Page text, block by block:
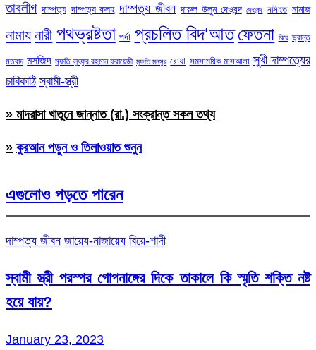
তাবলীগ দাম্পত্য দাম্পত্য কলহ দাম্পত্য জীবন দারুল উলুম দেওবন্দ দেওবন্দ নসিহত নামাজ
নামায নারী পথভ্রষ্টতা পর্দা প্রচলিত বিদ‘আত ফেতনা বিয়ে ভ্রান্ত
মতবাদ মসজিদ মুফতি লুৎফুর রহমান ফরায়েজী মুফতি মনসুর রোযা সমসাময়িক মাসআলা সুখী দাম্পত্যের
চাবিকাঠি স্বামী-স্ত্রী
» মাদরাসা খাতুনে জান্নাত (রা.) সংক্রান্ত সকল তথ্য
» কুরআন পড়ুন ও তিলাওয়াত শুনুন
এগুলোও পড়তে পারেন
দাম্পত্য জীবন জায়েয-নাজায়েয বিয়ে-শাদী
স্বামী স্ত্রী পরস্পর গোপনাঙ্গের দিকে তাকালে কি স্মৃতি শক্তি নষ্ট
হয়ে যায়?
January 23, 2023